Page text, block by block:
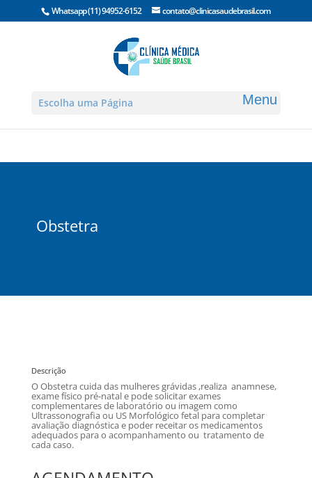
Whatsapp(11) 94952-6152 contato@clinicasaudebrasil.com
Escolha uma Página
Obstetra
Descrição
O Obstetra cuida das mulheres grávidas ,realiza anamnese,
exame físico pré-natal e pode solicitar exames
complementares de laboratório ou imagem como
Ultrassonografia ou US Morfológico fetal para completar
avaliação diagnóstica e poder receitar os medicamentos
adequados para o acompanhamento ou tratamento de
cada caso.